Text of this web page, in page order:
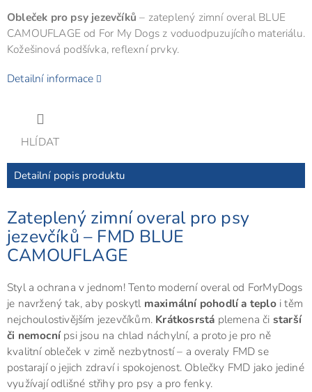
Obleček pro psy jezevčíků – zateplený zimní overal BLUE
CAMOUFLAGE od For My Dogs z voduodpuzujícího materiálu.
Kožešinová podšívka, reflexní prvky.
Detailní informace
HLÍDAT
Detailní popis produktu
Zateplený zimní overal pro psy
jezevčíků – FMD BLUE
CAMOUFLAGE
Styl a ochrana v jednom! Tento moderní overal od ForMyDogs
je navržený tak, aby poskytl maximální pohodlí a teploi těm
nejchoulostivějším jezevčíkům. Krátkosrstá plemena či starší
či nemocnípsi jsou na chlad náchylní, a proto je pro ně
kvalitní obleček v zimě nezbytností – a overaly FMD se
postarají o jejich zdraví i spokojenost. Oblečky FMD jako jediné
využívají odlišné střihy pro psy a pro fenky.